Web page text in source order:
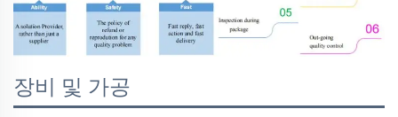
장비 및 가공